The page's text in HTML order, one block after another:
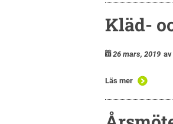
Kläd-
26 mars, 2019
Läs mer